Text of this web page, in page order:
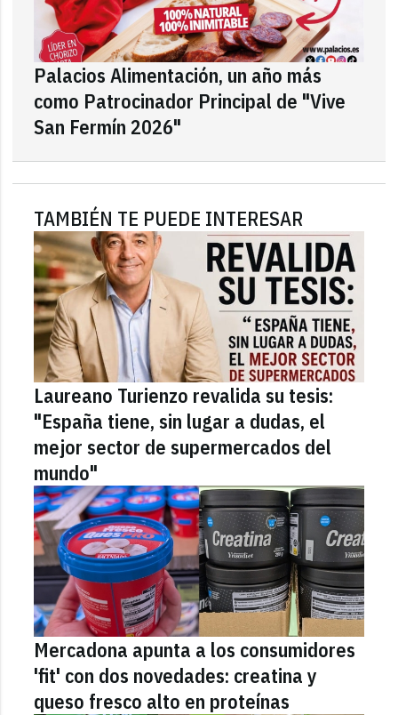
Palacios Alimentación, un año más
como Patrocinador Principal de "Vive
San Fermín 2026"
TAMBIÉN TE PUEDE INTERESAR
Laureano Turienzo revalida su tesis:
"España tiene, sin lugar a dudas, el
mejor sector de supermercados del
mundo"
Mercadona apunta a los consumidores
'fit' con dos novedades: creatina y
queso fresco alto en proteínas